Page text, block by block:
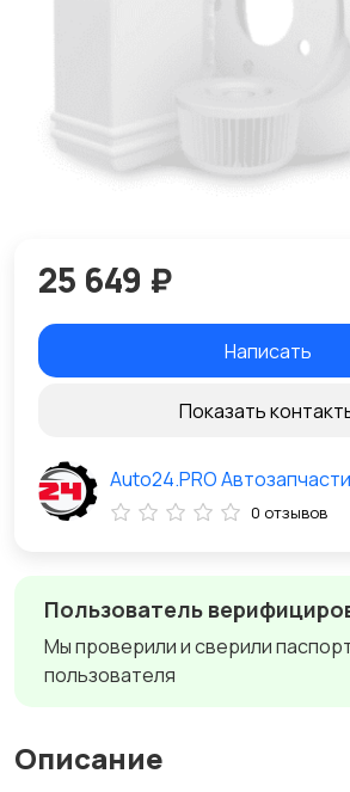
Пользователь
Мы проверили и сверили
пользователя
Описание
25 649 ₽
Написать
Показать
Auto24.PRO Автозапчасти
0 отзывов